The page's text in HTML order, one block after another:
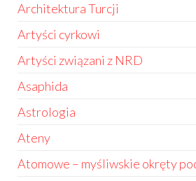
Architektura Turcji
Artyści cyrkowi
Artyści związani z NRD
Asaphida
Astrologia
Ateny
Atomowe – myśliwskie okręty